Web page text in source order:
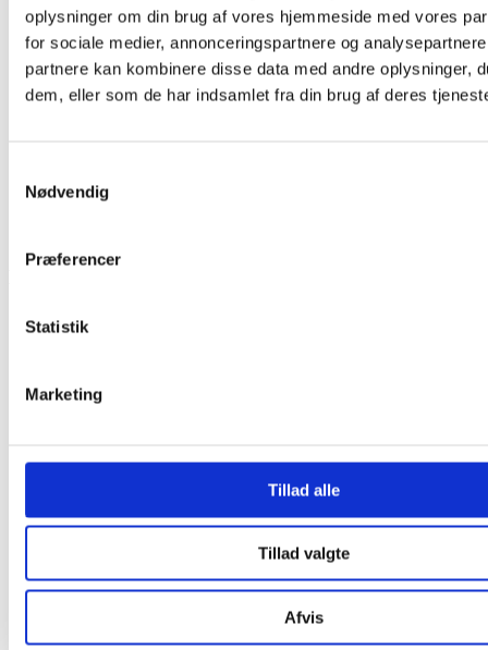
oplysninger om din brug af vores hjemmeside med vores
for sociale medier, annonceringspartnere og
partnere kan kombinere disse data med andre oplysninger,
dem, eller som de har indsamlet fra din brug af deres
Nødvendig
Præferencer
Statistik
Marketing
Tillad alle
Tillad valgte
Afvis